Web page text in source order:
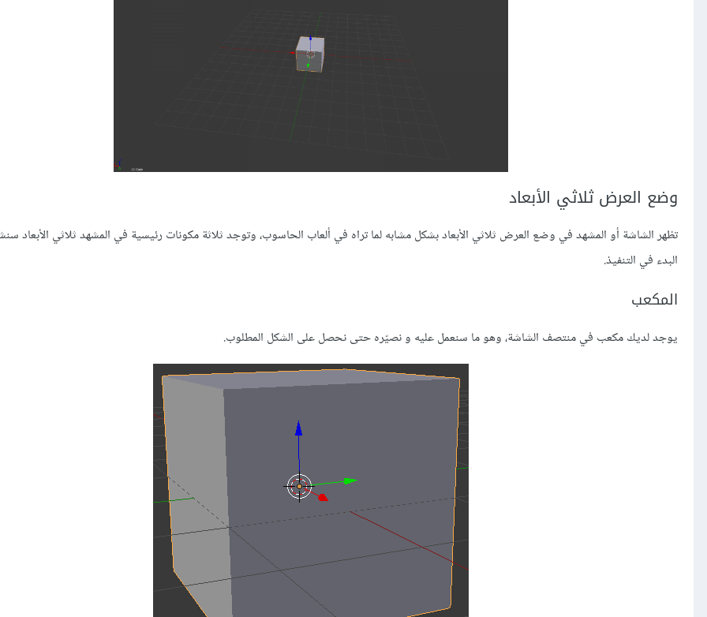
وضع العرض ثلاثي الأبعاد
تظهر الشاشة أو المشهد في وضع العرض ثلاثي الأبعاد بشكل مشابه لما تراه في ألعاب الحاسوب، وتوجد ثلاثة مكونات رئيسية في المشهد ثلاثي الأبعاد
البدء في التنفيذ.
المكعب
يوجد لديك مكعب في منتصف الشاشة، وهو ما سنعمل عليه و نصيّره حتى نحصل على الشكل المطلوب.